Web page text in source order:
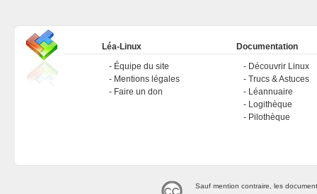
Léa-Linux
Équipe du site
Mentions légales
Faire un don
Documentation
Découvrir Linux
Trucs & Astuces
Léannuaire
Logithèque
Pilothèque
Sauf mention contraire, les